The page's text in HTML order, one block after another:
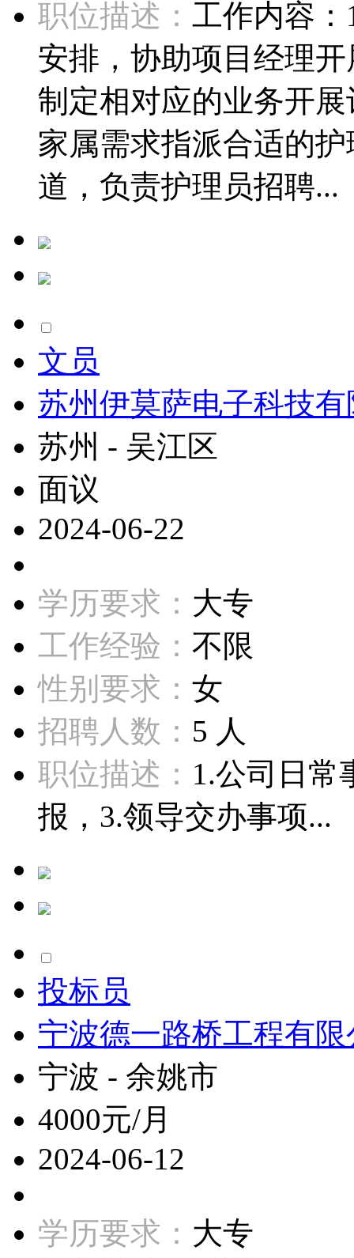
职位描述： 工作内容
安排，协助项目经理
制定相对应的业务开
家属需求指派合适的
道，负责护理员招聘...
文员
苏州伊莫萨电子科技
苏州 - 吴江区
面议
2024-06-22
学历要求： 大专
工作经验： 不限
性别要求： 女
招聘人数： 5 人
职位描述： 1.公司日常
报，3.领导交办事项...
投标员
宁波德一路桥工程有限
宁波 - 余姚市
4000元/月
2024-06-12
学历要求： 大专